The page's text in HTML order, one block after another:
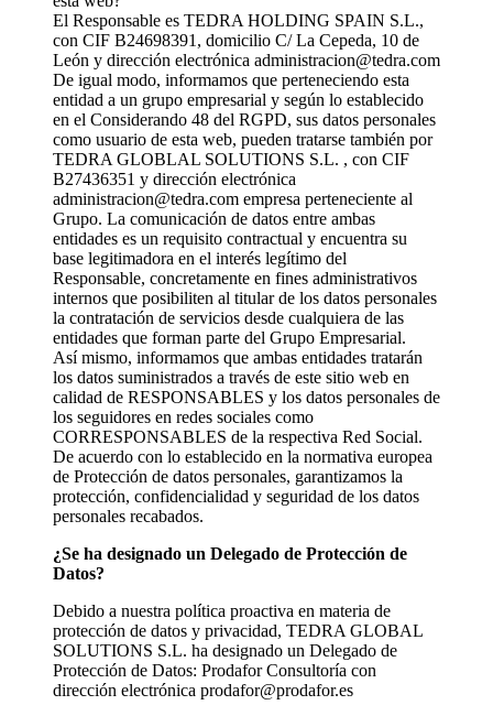
El Responsable es TEDRA HOLDING SPAIN S.L.,
con CIF B24698391, domicilio C/ La Cepeda, 10 de
León y dirección electrónica administracion@tedra.com
De igual modo, informamos que perteneciendo esta
entidad a un grupo empresarial y según lo establecido
en el Considerando 48 del RGPD, sus datos personales
como usuario de esta web, pueden tratarse también por
TEDRA GLOBLAL SOLUTIONS S.L. , con CIF
B27436351 y dirección electrónica
administracion@tedra.com empresa perteneciente al
Grupo. La comunicación de datos entre ambas
entidades es un requisito contractual y encuentra su
base legitimadora en el interés legítimo del
Responsable, concretamente en fines administrativos
internos que posibiliten al titular de los datos personales
la contratación de servicios desde cualquiera de las
entidades que forman parte del Grupo Empresarial.
Así mismo, informamos que ambas entidades tratarán
los datos suministrados a través de este sitio web en
calidad de RESPONSABLES y los datos personales de
los seguidores en redes sociales como
CORRESPONSABLES de la respectiva Red Social.
De acuerdo con lo establecido en la normativa europea
de Protección de datos personales, garantizamos la
protección, confidencialidad y seguridad de los datos
personales recabados.
¿Se ha designado un Delegado de Protección de
Datos?
Debido a nuestra política proactiva en materia de
protección de datos y privacidad, TEDRA GLOBAL
SOLUTIONS S.L. ha designado un Delegado de
Protección de Datos: Prodafor Consultoría con
dirección electrónica prodafor@prodafor.es